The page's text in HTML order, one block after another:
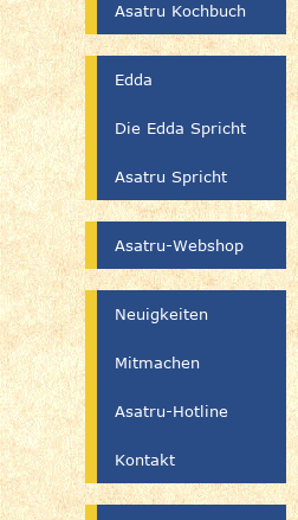
Asatru Kochbuch
Edda
Die Edda Spricht
Asatru Spricht
Asatru-Webshop
Neuigkeiten
Mitmachen
Asatru-Hotline
Kontakt